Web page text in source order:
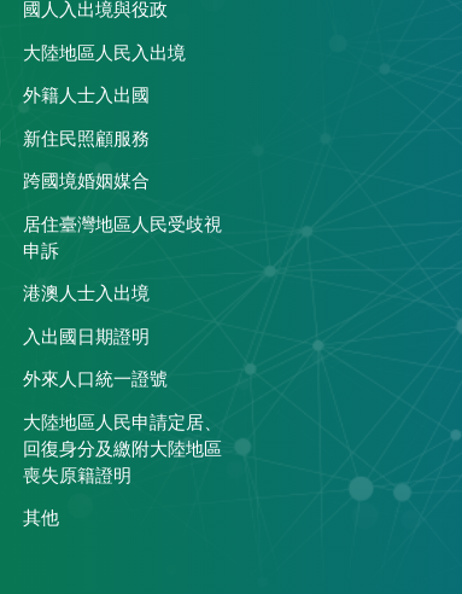
國人入出境與役政
大陸地區人民入出境
外籍人士入出國
新住民照顧服務
跨國境婚姻媒合
居住臺灣地區人民受歧視
申訴
港澳人士入出境
入出國日期證明
外來人口統一證號
大陸地區人民申請定居、
回復身分及繳附大陸地區
喪失原籍證明
其他